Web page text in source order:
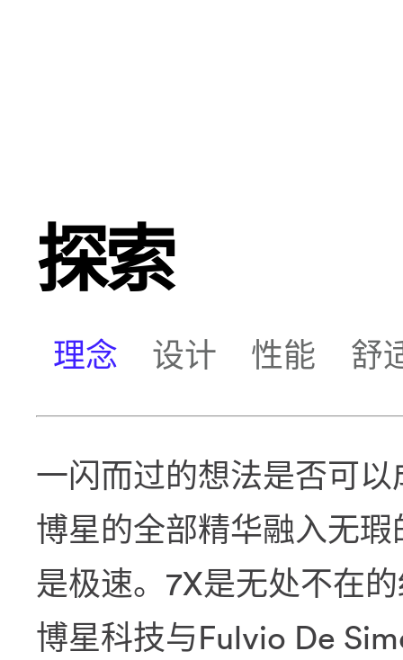
探索
理念 设计 性能 舒
一闪而过的想法是否可
博星的全部精华融入无
是极速。7X是无处不在
博星科技与Fulvio De